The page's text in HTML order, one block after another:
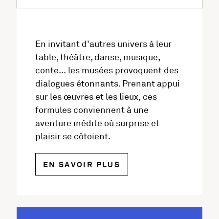
En invitant d'autres univers à leur
table, théâtre, danse, musique,
conte... les musées provoquent des
dialogues étonnants. Prenant appui
sur les œuvres et les lieux, ces
formules conviennent à une
aventure inédite où surprise et
plaisir se côtoient.
EN SAVOIR PLUS